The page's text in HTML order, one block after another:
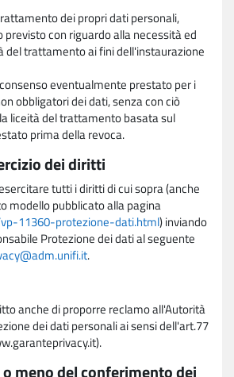
dei propri dati personali,
con riguardo alla necessità ed
del trattamento ai fini dell'instaurazione
eventualmente prestato per i
obbligatori dei dati, senza con ciò
liceità del trattamento basata sul
prima della revoca.
dei diritti
tutti i diritti di cui sopra (anche
modello pubblicato alla pagina
11360-protezione-dati.html) inviando
Protezione dei dati al seguente
.
anche di proporre reclamo all'Autorità
dei dati personali ai sensi dell'art.77
meno del conferimento dei